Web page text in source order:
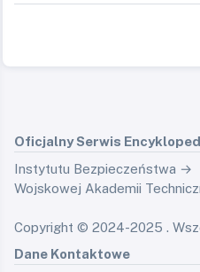
Oficjalny Serwis
Instytutu Bezpieczeństwa →
Wojskowej Akademii
Copyright © 2024-2025 .
Dane Kontaktowe